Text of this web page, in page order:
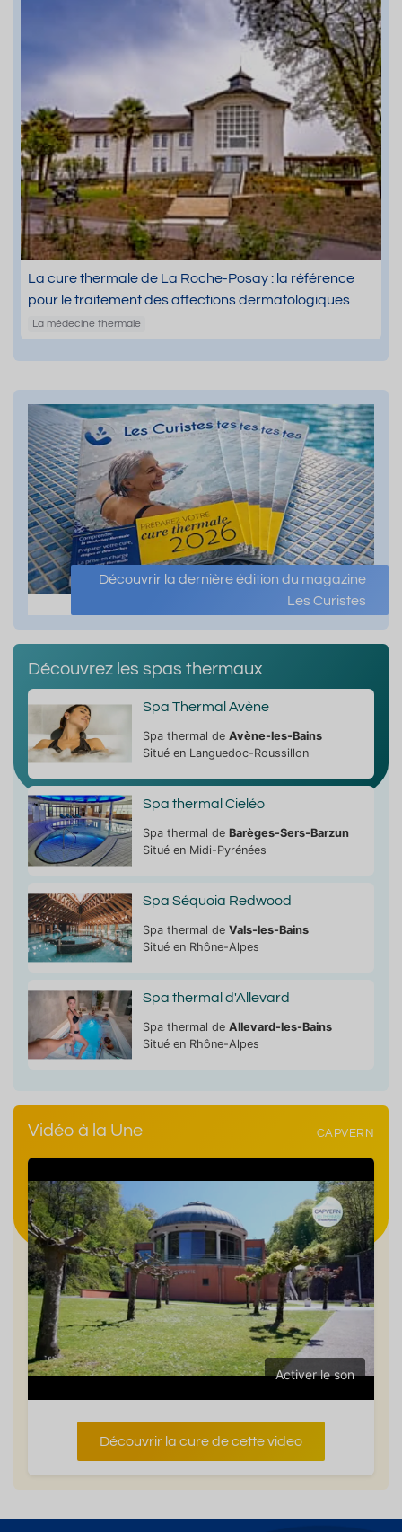
La cure thermale de La Roche-Posay : la référence
pour le traitement des affections dermatologiques
La médecine thermale
Découvrir la dernière édition du magazine
Les Curistes
Découvrez les spas thermaux
Spa Thermal Avène
Spa thermal de Avène-les-Bains
Situé en Languedoc-Roussillon
Spa thermal Cieléo
Spa thermal de Barèges-Sers-Barzun
Situé en Midi-Pyrénées
Spa Séquoia Redwood
Spa thermal de Vals-les-Bains
Situé en Rhône-Alpes
Spa thermal d'Allevard
Spa thermal de Allevard-les-Bains
Situé en Rhône-Alpes
Vidéo à la Une CAPVERN
Activer le son
Découvrir la cure de cette video